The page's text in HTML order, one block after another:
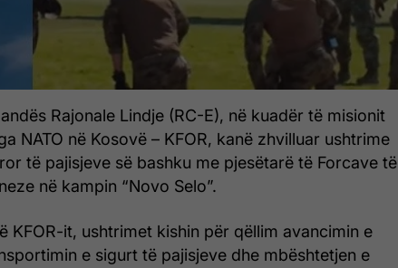
Rajonale Lindje (RC-E), në kuadër të misionit
NATO në Kosovë – KFOR, kanë zhvilluar ushtrime
të pajisjeve së bashku me pjesëtarë të Forcave të
në kampin “Novo Selo”.
KFOR-it, ushtrimet kishin për qëllim avancimin e
e sigurt të pajisjeve dhe mbështetjen e